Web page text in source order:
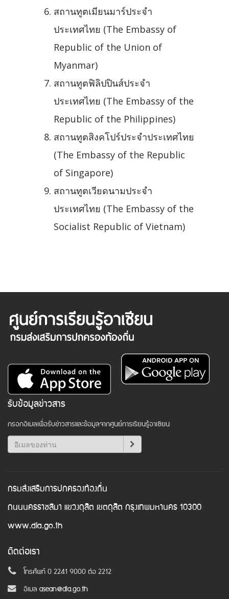
สถานทูตเมียนมาร์ประจำ
ประเทศไทย (The Embassy of
Republic of the Union of
Myanmar)
สถานทูตฟิลิปปินส์ประจำ
ประเทศไทย (The Embassy of the
Republic of the Philippines)
สถานทูตสิงคโปร์ประจำประเทศไทย
(The Embassy of the Republic
of Singapore)
สถานทูตเวียดนามประจำ
ประเทศไทย (The Embassy of the
Socialist Republic of Vietnam)
รับข้อมูลข่าวสาร
กรอกอีเมลเพื่อรับข่าวสารและข้อมูลจากศูนย์การเรียนรู้อาเซียน
กรมส่งเสริมการปกครองท้องถิ่น
ถนนนครราชสีมา แขวงดุสิต เขตดุสิต กรุงเทพมหานคร 10300
www.dla.go.th
ติดต่อเรา
โทรศัพท์ 0 2241 9000 ต่อ 2212
อีเมล asean@dla.go.th